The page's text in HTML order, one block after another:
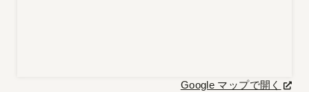
Google マップで開く